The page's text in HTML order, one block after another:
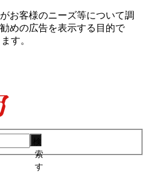
お客様のニーズ等について調
めの広告を表⽰する⽬的で
す。
索
す